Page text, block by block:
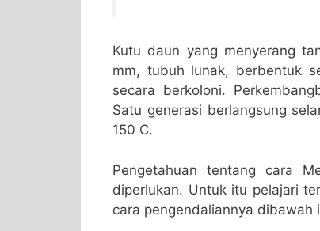
Kutu daun yang menyerang
mm, tubuh lunak, berbentuk
secara berkoloni.
Satu generasi berlangsung
150 C.
Pengetahuan tentang cara
diperlukan. Untuk itu pelajari
cara pengendaliannya dibawah